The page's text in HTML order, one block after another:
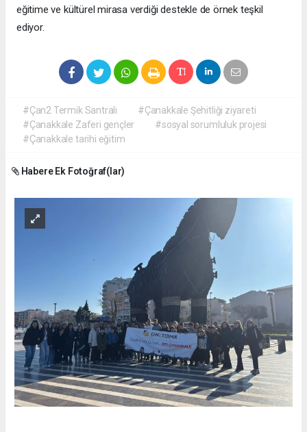
eğitime ve kültürel mirasa verdiği destekle de örnek teşkil
ediyor.
#Çan2 Termik Santrali
#Çanakkale Şehitliği ziyareti
#Çanakkale Zaferi gençler
#sosyal sorumluluk projesi
#Çanakkale tarihi eğitim
Habere Ek Fotoğraf(lar)